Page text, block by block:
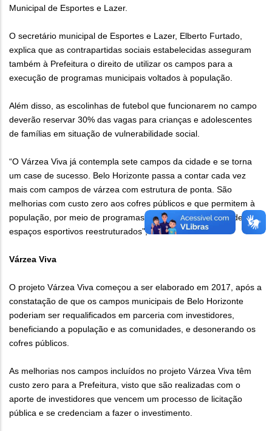
Municipal de Esportes e Lazer.
O secretário municipal de Esportes e Lazer, Elberto Furtado,
explica que as contrapartidas sociais estabelecidas asseguram
também à Prefeitura o direito de utilizar os campos para a
execução de programas municipais voltados à população.
Além disso, as escolinhas de futebol que funcionarem no campo
deverão reservar 30% das vagas para crianças e adolescentes
de famílias em situação de vulnerabilidade social.
“O Várzea Viva já contempla sete campos da cidade e se torna
um case de sucesso. Belo Horizonte passa a contar cada vez
mais com campos de várzea com estrutura de ponta. São
melhorias com custo zero aos cofres públicos e que permitem à
população, por meio de programas da Prefeitura, usufruir de
espaços esportivos reestruturados”, afirma o secretário.
Várzea Viva
O projeto Várzea Viva começou a ser elaborado em 2017, após a
constatação de que os campos municipais de Belo Horizonte
poderiam ser requalificados em parceria com investidores,
beneficiando a população e as comunidades, e desonerando os
cofres públicos.
As melhorias nos campos incluídos no projeto Várzea Viva têm
custo zero para a Prefeitura, visto que são realizadas com o
aporte de investidores que vencem um processo de licitação
pública e se credenciam a fazer o investimento.